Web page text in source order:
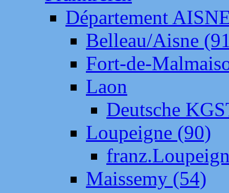
Département
Belleau/Aisne
Fort-de-
Laon
Deutsche
Loupeigne (90)
Maissemy (54)